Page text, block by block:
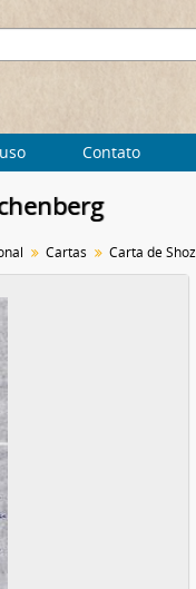
Contato
Cartas